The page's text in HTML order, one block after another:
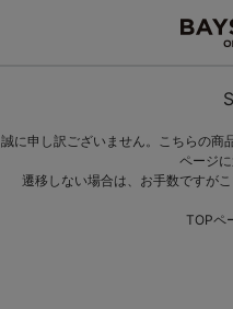
誠に申し訳ございません。こちらの商
ページに
遷移しない場合は、お手数ですが
TOPペ